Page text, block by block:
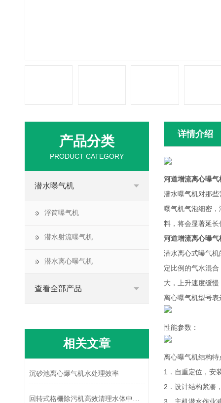
详情介绍
河道增流离心曝气
潜水曝气机对那
曝气机气泡细密
料，将会显著延长
河道增流离心曝气
潜水离心式曝气
定比例的气水混
大，上升速度缓
离心曝气机型号表
性能参数：
离心曝气机结构特
1．自重定位，安
2．设计结构紧凑
产品分类
PRODUCT CATEGORY
潜水曝气机
浮筒曝气机
潜水射流曝气机
潜水离心曝气机
查看全部产品
相关文章
沉砂池离心爆气机水处理效率
回转式格栅除污机高效清理水体中的污染物